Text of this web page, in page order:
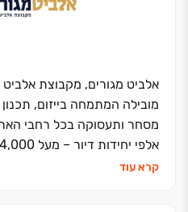
אלביט מגורים, מקבוצת
מובילה המתמחה בייזום, תכנון
מסחר ותעסוקה בכל רחבי
מרכזיים כמו ירושלים, לוד,
קרא עוד